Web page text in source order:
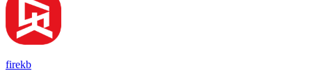
firekb